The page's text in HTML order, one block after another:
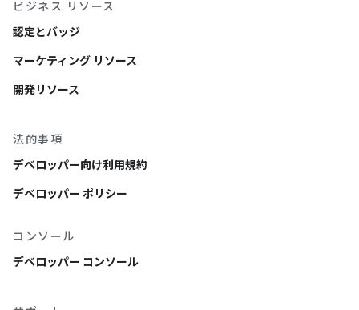
ビジネス リソース
認定とバッジ
マーケティング リソース
開発リソース
法的事項
デベロッパー向け利用規約
デベロッパー ポリシー
コンソール
デベロッパー コンソール